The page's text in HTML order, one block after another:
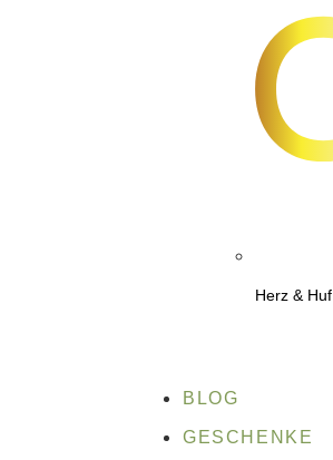
Herz & Huf
BLOG
GESCHENKE